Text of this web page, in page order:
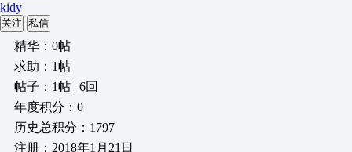
kidy
关注 私信
精华：0帖
求助：1帖
帖子：1帖 | 6回
年度积分：0
历史总积分：1797
注册：2018年1月21日